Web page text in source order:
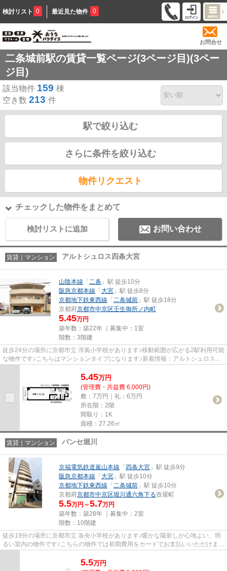
検討リスト 0 最近見た物件 0
お問合せ
二条城前駅の賃貸一覧ページ(3ページ目)(3ペー
ジ目)
該当物件 159 棟
空き数 213 件
駅で絞り込む
さらに条件を絞り込む
物件リクエスト
チェックした物件をまとめて
検討リストに追加 お問い合わせ
賃貸｜マンション アルトシュロス四条大宮
山陰本線 「 二条 」駅 徒歩10分
阪急京都本線 「 大宮 」駅 徒歩8分
京都地下鉄東西線 「 二条城前 」駅 徒歩18分
京都府京都市中京区壬生御所ノ内町
5.45万円
築年数：築22年 ｜募集中： 1室
階数：3階建
徒歩24分の場所に京都市立 淳風小学校があります♪移動範囲が広がる2駅利用可能
な物件です♪こちらはマンションタイプになります♪新着情報：アルトシュロス四
5.45万円
(管理費・共益費 6,000円)
敷：7万円｜礼：6万円
所在階：2階
間取り：1K
面積：27.26㎡
賃貸｜マンション パンセ堀川
京福電気鉄道嵐山本線 「 四条大宮 」駅 徒歩9分
阪急京都本線 「 大宮 」駅 徒歩10分
京都地下鉄東西線 「 二条城前 」駅 徒歩10分
京都府京都市中京区堀川通六角下る壺屋町
5.5万円～5.7万円
築年数：築28年 ｜募集中： 2室
階数：10階建
徒歩19分の場所に京都市立 洛央小学校があります♪暖かな陽射しが心地よい、明
るい室内の物件です♪こちらの物件では初期費用をカードでお支払いいただけます
5.5万円